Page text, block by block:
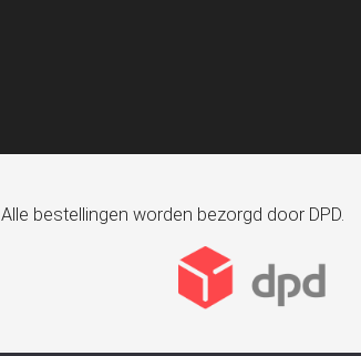
Alle bestellingen worden bezorgd door DPD.